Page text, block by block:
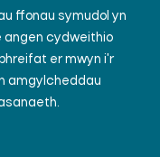
ffonau symudol yn
angen cydweithio
er mwyn i'r
amgylcheddau